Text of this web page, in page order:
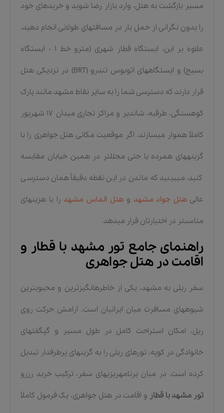
مسیر بازگشت به هتل، وارد بازار رضا شوید و خریدهای خود
را بدون نگرانی از حمل بار در مسافتهای طولانی انجام دهید.
علاوه بر این، ایستگاه قطار شهری (مترو خط ۱ - ایستگاه
بسیج) و ایستگاههای اتوبوس تندرو (BRT) در نزدیکی هتل
قرار دارند که دسترسی شما را به سایر نقاط مشهد مانند پارک
کوهسنگی، طرقبه، شاندیز و مراکز تجاری میدان ۱۷ شهریور
کاملاً هموار میسازند. اگر موقعیت مکانی هتل جواهری را با
گزینههای همرده یا حتی مجللتر در همین خیابان مقایسه
کنید، میبینید که ماندن در این نقطه دقیقاً همان دسترسی
عالی هتل جواد مشهد و هتل الماس مشهد را با هزینهای
مناسبتر در اختیارتان قرار میدهد.
راهنمای جامع تور مشهد با قطار و
اقامت در هتل جواهری
سفر ریلی به مشهد، یکی از خاطرهانگیزترین و محبوبترین
شیوههای مسافرت میان ایرانیان است. آرامش حرکت روی
ریل، امکان استراحت کامل در طول مسیر و گپگفتهای
خانوادگی در کوپه، تورهای ریلی را به گزینهای پرطرفدار تبدیل
کرده است. در میان برنامهریزیهای سفر، ترکیب خرید رزرو
تور مشهد با قطار و اقامت در هتل جواهری، یک فرمول کاملاً